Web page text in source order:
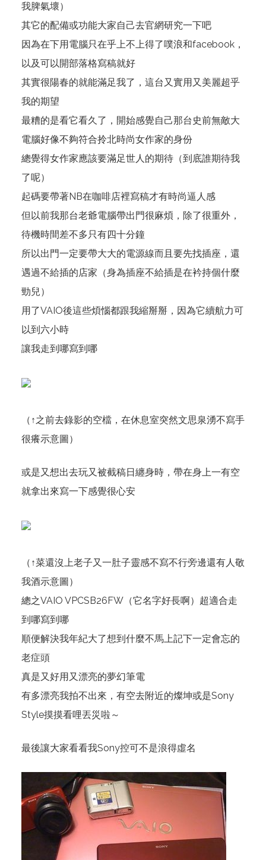
我脾氣壞）
其它的配備或功能大家自己去官網研究一下吧
因為在下用電腦只在乎上不上得了噗浪和facebook，
以及可以開部落格寫稿就好
其實很陽春的就能滿足我了，這台又實用又美麗超乎
我的期望
最糟的是看它看久了，開始感覺自己那台史前無敵大
電腦好像不夠符合拎北時尚女作家的身份
總覺得女作家應該要滿足世人的期待（到底誰期待我
了呢）
起碼要帶著NB在咖啡店裡寫稿才有時尚逼人感
但以前我那台老爺電腦帶出門很麻煩，除了很重外，
待機時間差不多只有四十分鐘
所以出門一定要帶大大的電源線而且要先找插座，還
遇過不給插的店家（身為插座不給插是在衿持個什麼
勁兒）
用了VAIO後這些煩惱都跟我縮掰掰，因為它續航力可
以到六小時
讓我走到哪寫到哪
（↑之前去錄影的空檔，在休息室突然文思泉湧不寫手
很癢示意圖）
或是又想出去玩又被截稿日纏身時，帶在身上一有空
就拿出來寫一下感覺很心安
（↑菜還沒上老子又一肚子靈感不寫不行旁邊還有人敬
我酒示意圖）
總之VAIO VPCSB26FW（它名字好長啊）超適合走
到哪寫到哪
順便解決我年紀大了想到什麼不馬上記下一定會忘的
老症頭
真是又好用又漂亮的夢幻筆電
有多漂亮我拍不出來，有空去附近的燦坤或是Sony
Style摸摸看哩丟災啦～
最後讓大家看看我Sony控可不是浪得虛名